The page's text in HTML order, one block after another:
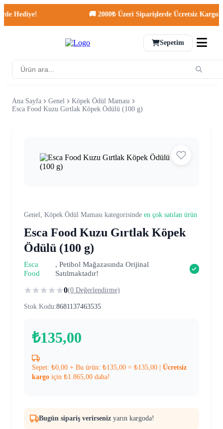
Hediye! 🚚 2000₺ Üzeri Siparişlerde Ücretsiz Kargo!
Sepetim
Ana Sayfa Genel
Köpek Ödül Maması
Esca Food Kuzu Gırtlak Köpek Ödülü (100 g)
Genel, Köpek Ödül Maması kategorisinde en çok satılan ürün
Esca Food Kuzu Gırtlak Köpek
Ödülü (100 g)
Esca
Food
, Petibol Mağazasında Orijinal
Satılmaktadır!
0(0 Değerlendirme)
Stok Kodu:8681137463535
₺135,00
Sepet: ₺0,00 + Bu ürün: ₺135,00 = ₺135,00
Ücretsiz
kargo için ₺1.865,00 daha!
Bugün sipariş verirseniz yarın kargoda!